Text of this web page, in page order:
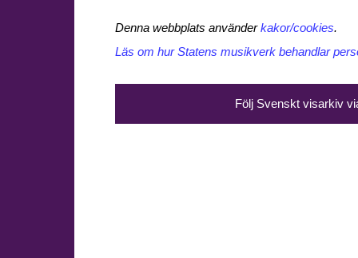
Denna webbplats använderkakor/cookies.
Läs om hur Statens musikverk behandlar
Följ Svenskt visarkiv